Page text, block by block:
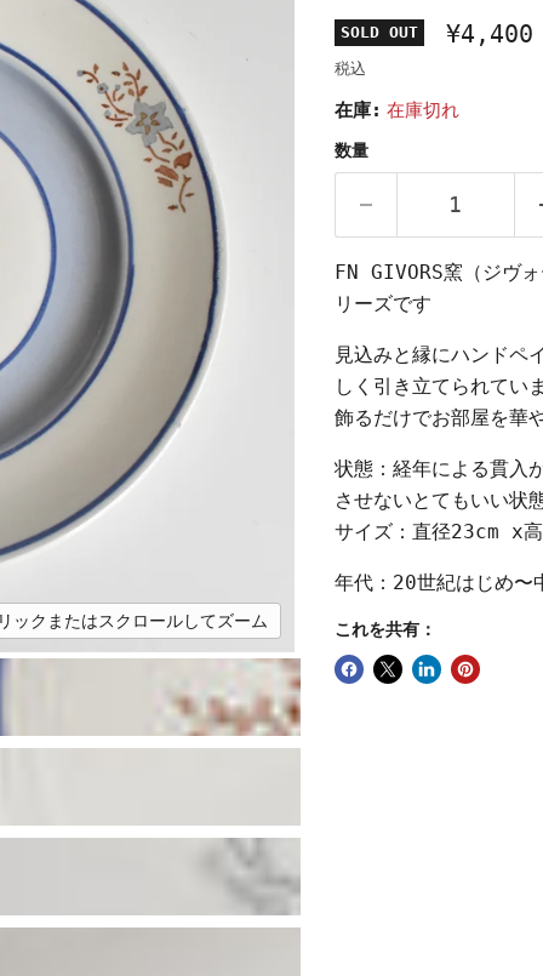
ックまたはスクロールしてズーム
SOLD OUT ¥4,400
税込
在庫: 在庫切れ
数量
FN GIVORS窯（ジヴ
リーズです
見込みと縁にハンドペ
しく引き立てられていま
飾るだけでお部屋を華
状態：経年による貫入
させないとてもいい状
サイズ：直径23cm x
年代：20世紀はじめ〜
これを共有：